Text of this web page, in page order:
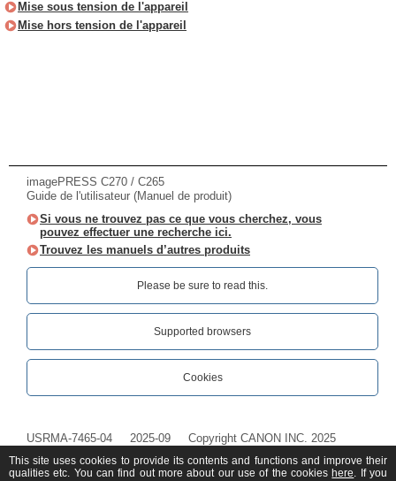
Mise sous tension de l'appareil
Mise hors tension de l'appareil
imagePRESS C270 / C265
Guide de l'utilisateur (Manuel de produit)
Si vous ne trouvez pas ce que vous cherchez, vous
pouvez effectuer une recherche ici.
Trouvez les manuels d’autres produits
Please be sure to read this.‎
Supported browsers
Cookies
USRMA-7465-04 2025-09 Copyright CANON INC. 2025
This site uses cookies to provide its contents and functions and improve their
qualities etc. You can find out more about our use of the cookies here. If you